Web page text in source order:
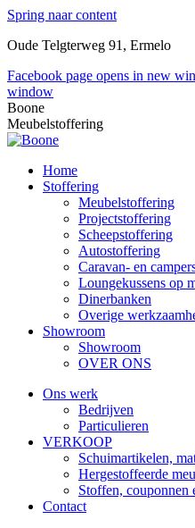
Spring naar content
Oude Telgterweg 91, Ermelo
Facebook page opens in new
window
Boone
Meubelstoffering
Home
Stoffering
Meubelstoffering
Projectstoffering
Scheepstoffering
Autostoffering
Caravan- en
Loungekussens op
Dinerbanken
Overige
Showroom
Showroom
OVER ONS
Ons werk
Bedrijven
Particulieren
VERKOOP
Schuimartikelen,
Hergestoffeerde
Stoffen, couponnen
Contact